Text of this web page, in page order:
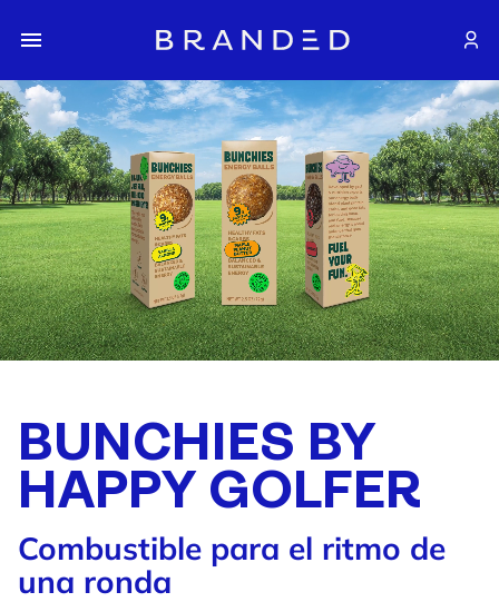
BUNCHIES BY
HAPPY GOLFER
Combustible para el ritmo de
una ronda